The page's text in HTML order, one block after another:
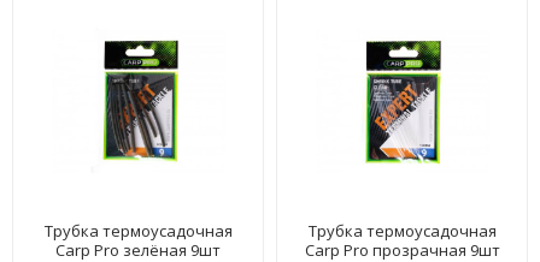
Трубка термоусадочная
Carp Pro зелёная 9шт
Трубка термоусадочная
Carp Pro прозрачная 9шт